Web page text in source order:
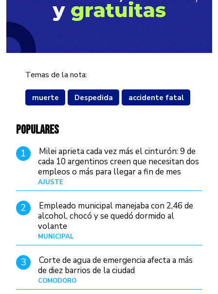
Temas de la nota:
muerte Despedida accidente fatal
POPULARES
1
Milei aprieta cada vez más el cinturón: 9 de
cada 10 argentinos creen que necesitan dos
empleos o más para llegar a fin de mes
AJUSTE
2
Empleado municipal manejaba con 2,46 de
alcohol, chocó y se quedó dormido al
volante
MUNICIPAL
3
Corte de agua de emergencia afecta a más
de diez barrios de la ciudad
COMODORO